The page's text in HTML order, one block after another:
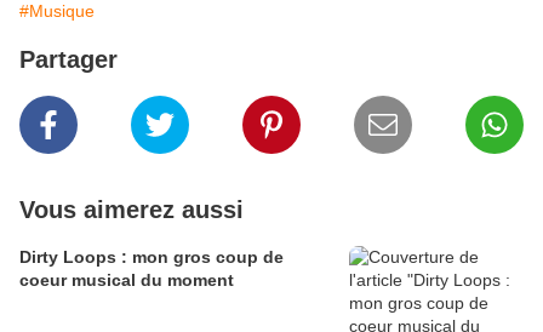
#Musique
Partager
Vous aimerez aussi
Dirty Loops : mon gros coup de
coeur musical du moment